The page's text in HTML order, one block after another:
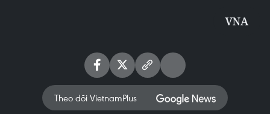
VNA
Theo dõi VietnamPlus